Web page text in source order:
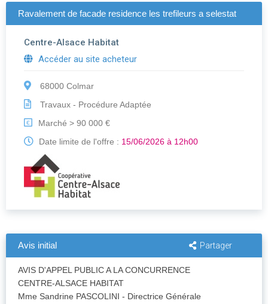
Ravalement de facade residence les trefileurs a selestat
Centre-Alsace Habitat
Accéder au site acheteur
68000 Colmar
Travaux - Procédure Adaptée
€
Marché > 90 000 €
Date limite de l'offre : 15/06/2026 à 12h00
Avis initial Partager
AVIS D'APPEL PUBLIC A LA CONCURRENCE
CENTRE-ALSACE HABITAT
Mme Sandrine PASCOLINI - Directrice Générale